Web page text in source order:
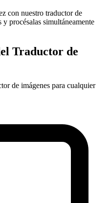
con nuestro traductor de
y procésalas simultáneamente
Traductor de
de imágenes para cualquier